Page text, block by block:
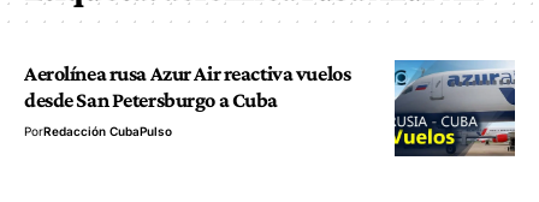
Aerolínea rusa Azur Air reactiva vuelos
desde San Petersburgo a Cuba
PorRedacción CubaPulso